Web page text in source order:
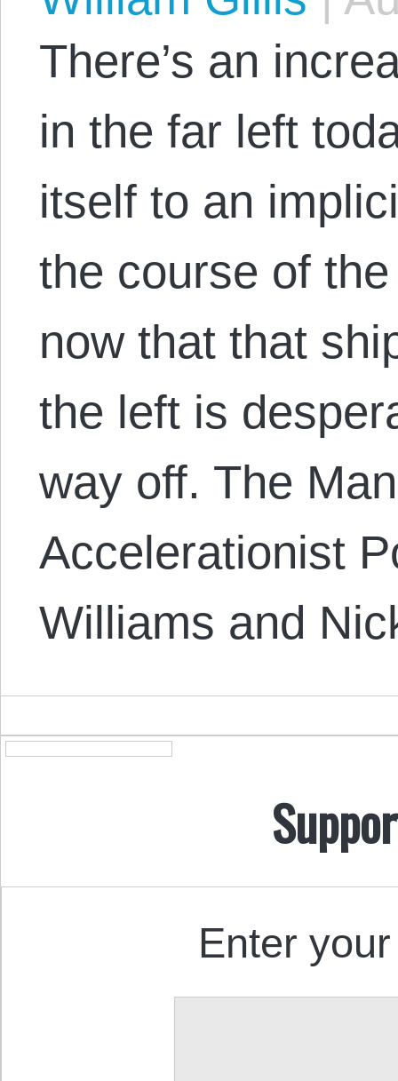
There’s an
in the far left
itself to an
the course of
now that that
the left is
way off. The
Accelerationist
Williams and
Enter